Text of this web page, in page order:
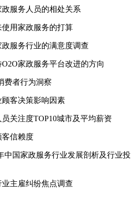
服务人员的相处关系
使用家政服务的打算
服务行业的满意度调查
家政服务平台改进的方向
费者行为洞察
顾客决策影响因素
关注度TOP10城市及平均薪资
客信赖度
中国家政服务行业发展剖析及行业投
主雇纠纷焦点调查